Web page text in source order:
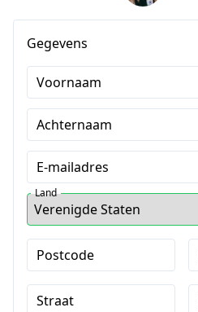
Gegevens
Voornaam
Achternaam
E-mailadres
Land
Postcode
Straat